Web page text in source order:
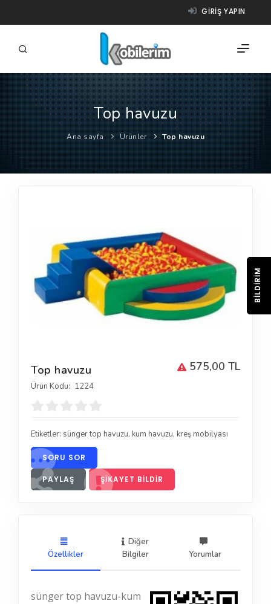
GIRIŞ YAPIN
FIRMALAR
ÜRÜNLER
NASIL ÇALIŞIR?
Top havuzu
Ana sayfa Ürünler Top havuzu
575,00 TL
Top havuzu
Ürün Kodu: 1224
Etiketler: sünger top havuzu, kum havuzu, kreş mobilyası
SORU SOR
PAYLAŞ ŞIKAYET BILDIR
Özellikler
Diğer
Bilgiler
Yorumlar
sünger top havuzu-kum
BILDIRIM